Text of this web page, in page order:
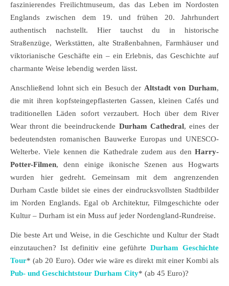
faszinierendes Freilichtmuseum, das das Leben im Nordosten
Englands zwischen dem 19. und frühen 20. Jahrhundert
authentisch nachstellt. Hier tauchst du in historische
Straßenzüge, Werkstätten, alte Straßenbahnen, Farmhäuser und
viktorianische Geschäfte ein – ein Erlebnis, das Geschichte auf
charmante Weise lebendig werden lässt.
Anschließend lohnt sich ein Besuch der Altstadt von Durham,
die mit ihren kopfsteingepflasterten Gassen, kleinen Cafés und
traditionellen Läden sofort verzaubert. Hoch über dem River
Wear thront die beeindruckende Durham Cathedral, eines der
bedeutendsten romanischen Bauwerke Europas und UNESCO-
Welterbe. Viele kennen die Kathedrale zudem aus den Harry-
Potter-Filmen, denn einige ikonische Szenen aus Hogwarts
wurden hier gedreht. Gemeinsam mit dem angrenzenden
Durham Castle bildet sie eines der eindrucksvollsten Stadtbilder
im Norden Englands. Egal ob Architektur, Filmgeschichte oder
Kultur – Durham ist ein Muss auf jeder Nordengland-Rundreise.
Die beste Art und Weise, in die Geschichte und Kultur der Stadt
einzutauchen? Ist definitiv eine geführteDurham Geschichte
Tour* (ab 20 Euro). Oder wie wäre es direkt mit einer Kombi als
Pub- und Geschichtstour Durham City* (ab 45 Euro)?